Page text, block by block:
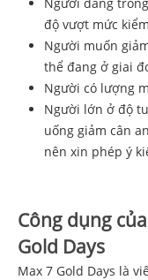
độ vượt mức
Người muốn
thể đang ở giai
Người có lượng
Người lớn ở độ
uống giảm cân
nên xin phép ý
Công dụng
Gold Days
Max 7 Gold Days là